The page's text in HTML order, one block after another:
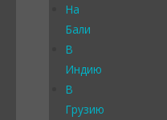
На
Бали
В
Индию
В
Грузию